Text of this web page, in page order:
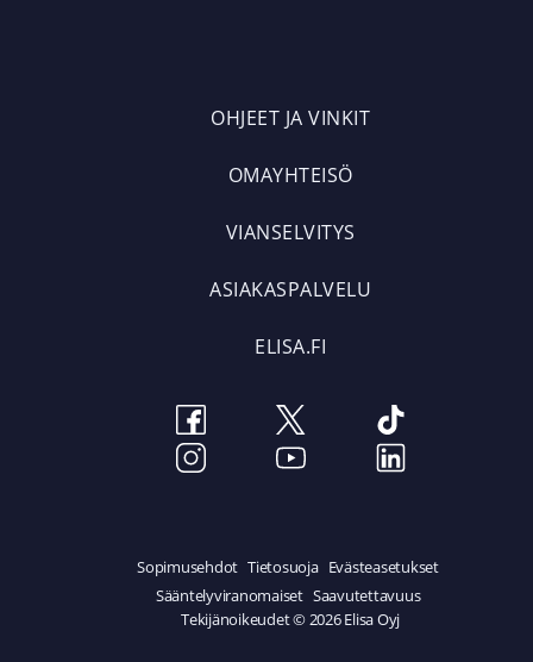
OHJEET JA VINKIT
OMAYHTEISÖ
VIANSELVITYS
ASIAKASPALVELU
ELISA.FI
Sopimusehdot Tietosuoja Evästeasetukset
Sääntelyviranomaiset Saavutettavuus
Tekijänoikeudet © 2026 Elisa Oyj